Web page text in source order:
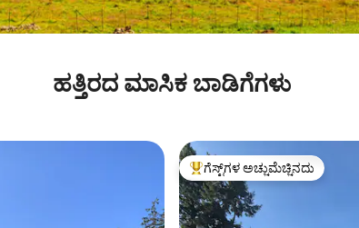
ಹತ್ತಿರದ ಮಾಸಿಕ ಬಾಡಿಗೆಗಳು
ಗೆಸ್ಟ್‌ಗಳಿಗೆ ಅತಿ ಹೆಚ್ಚು ಅಚ್ಚುಮೆಚ್ಚಿನದು
ಗೆಸ್ಟ್‌ಗಳ ಅಚ್ಚುಮೆಚ್ಚಿನದು